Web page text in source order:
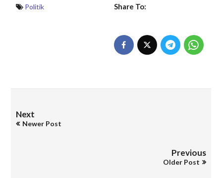
Politik Share To:
Next
Newer Post
Previous
Older Post